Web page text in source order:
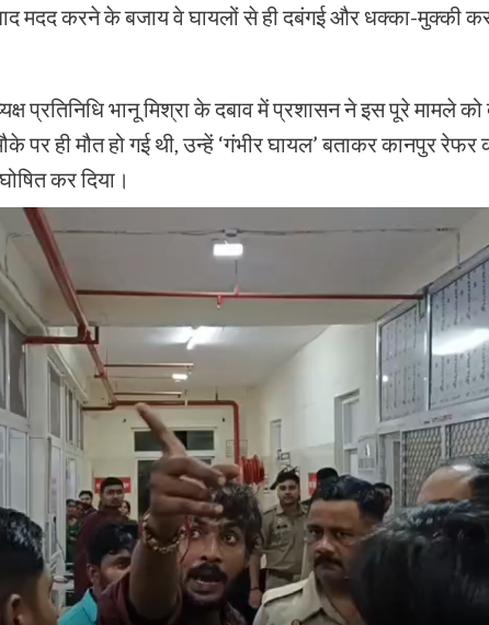
मदद करने के बजाय वे घायलों से ही दबंगई और धक्का-मुक्की
प्रतिनिधि भानू मिश्रा के दबाव में प्रशासन ने इस पूरे मामले
पर ही मौत हो गई थी, उन्हें ‘गंभीर घायल’ बताकर कानपुर रेफर
कर दिया।